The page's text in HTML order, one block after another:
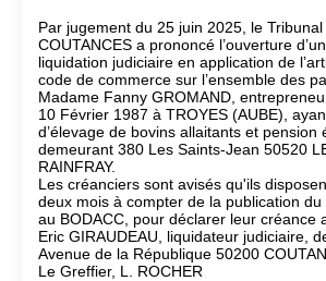
Par jugement du 25 juin 2025, le
COUTANCES a prononcé l’ouverture
liquidation judiciaire en application de
code de commerce sur l’ensemble des
Madame Fanny GROMAND,
10 Février 1987 à TROYES (AUBE),
d’élevage de bovins allaitants et pension
demeurant 380 Les Saints-Jean 50520
RAINFRAY.
Les créanciers sont avisés qu'ils
deux mois à compter de la publication
au BODACC, pour déclarer leur créance
Eric GIRAUDEAU, liquidateur judiciaire,
Avenue de la République 50200
Le Greffier, L. ROCHER